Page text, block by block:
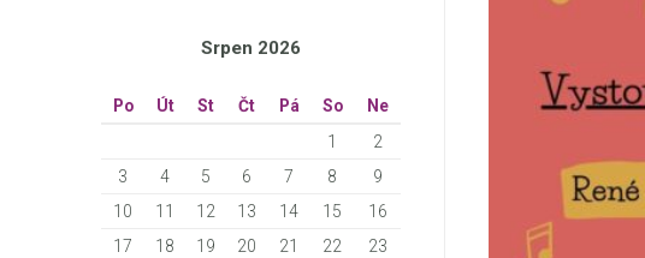
Srpen 2026
Po Út St Čt Pá So
Ne
1
2
3
4 5 6 7 8
9
10
11 12 13 14 15
16
17
18 19 20 21 22
23